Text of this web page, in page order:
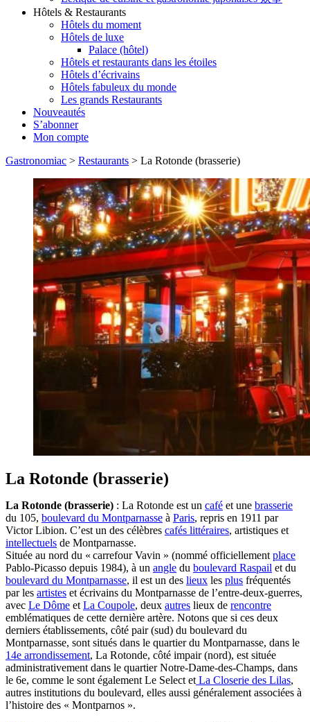
Hôtels & Restaurants
Hôtels du moment
Hôtels de luxe
Palace (hôtel)
Hôtels et restaurants dans les étoiles
Hôtels d’écrivains
Hôtels fabuleux du monde
Les grands Restaurants
Nouveautés
S’abonner
Mon compte
Gastronomiac > Restaurants > La Rotonde (brasserie)
La Rotonde (brasserie)
La Rotonde (brasserie) : La Rotonde est un café et une brasserie
du 105, boulevard du Montparnasse à Paris, repris en 1911 par
Victor Libion. C’est un des célèbres cafés littéraires, artistiques et
intellectuels de Montparnasse.
Située au nord du « carrefour Vavin » (nommé officiellement place
Pablo-Picasso depuis 1984), à un angle du boulevard Raspail et du
boulevard du Montparnasse, il est un des lieux les plus fréquentés
par les artistes et écrivains du Montparnasse de l’entre-deux-guerres,
avec Le Dôme et La Coupole, deux autres lieux de rencontre
emblématiques de cette dernière artère. Notons que si ces deux
derniers établissements, côté pair (sud) du boulevard du
Montparnasse, sont situés dans le quartier du Montparnasse, dans le
14e arrondissement, La Rotonde, côté impair (nord), est située
administrativement dans le quartier Notre-Dame-des-Champs, dans
le 6e, comme le sont également Le Select et La Closerie des Lilas,
autres institutions du boulevard, elles aussi généralement associées à
l’histoire des « Montparnos ».